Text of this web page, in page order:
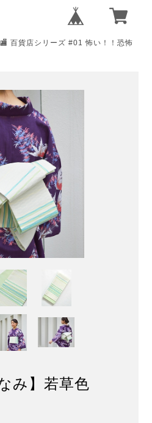
百貨店シリーズ #01 怖い！！恐怖
み】若草色